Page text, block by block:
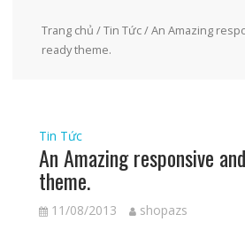
Trang chủ /Tin Tức/ An Amazing
ready theme.
Tin Tức
An Amazing responsive
theme.
11/08/2013 shopazs